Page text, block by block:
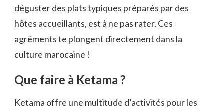
déguster des plats typiques préparés par des
hôtes accueillants, est à ne pas rater. Ces
agréments te plongent directement dans la
culture marocaine !
Que faire à Ketama ?
Ketama offre une multitude d’activités pour les